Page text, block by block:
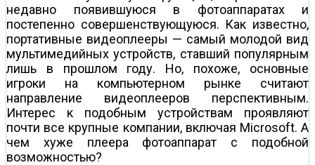
недавно появившуюся в фотоаппаратах и
постепенно совершенствующуюся. Как известно,
портативные видеоплееры — самый молодой вид
мультимедийных устройств, ставший популярным
лишь в прошлом году. Но, похоже, основные
игроки на компьютерном рынке считают
направление видеоплееров перспективным.
Интерес к подобным устройствам проявляют
почти все крупные компании, включая Microsoft. А
чем хуже плеера фотоаппарат с подобной
возможностью?